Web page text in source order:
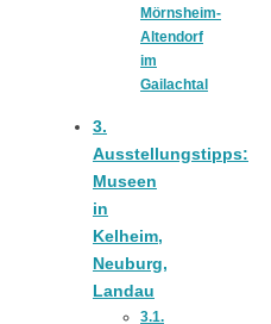
Mörnsheim-
Altendorf
im
Gailachtal
3.
Ausstellungstipps:
Museen
in
Kelheim,
Neuburg,
Landau
3.1.